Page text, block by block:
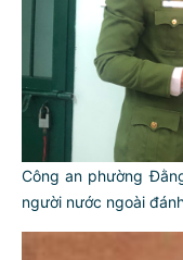
Công an phường
người nước ngoài